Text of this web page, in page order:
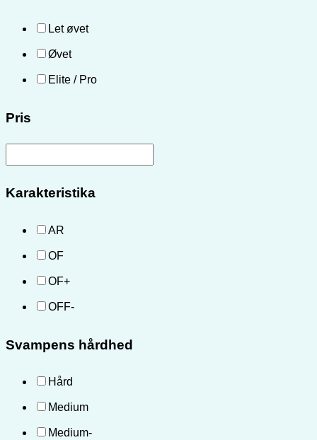
Let øvet
Øvet
Elite / Pro
Pris
Karakteristika
AR
OF
OF+
OFF-
Svampens hårdhed
Hård
Medium
Medium-